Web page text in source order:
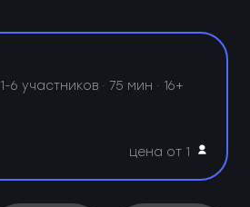
1-6 участников · 75 мин · 16+
цена от 1